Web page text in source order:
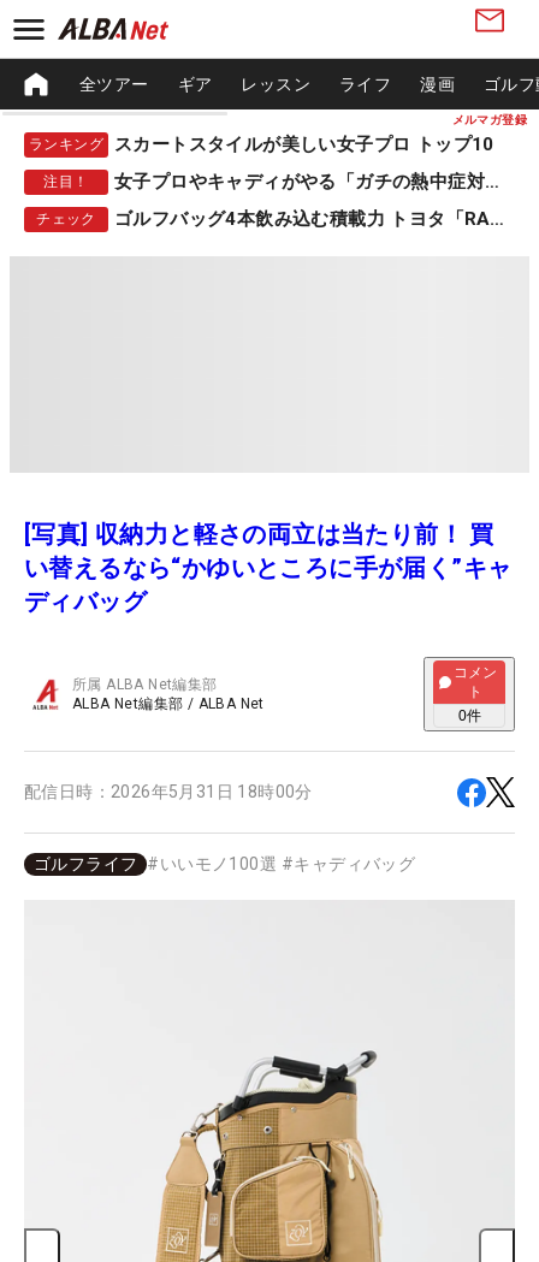
メルマガ登録
全ツアー ギア レッスン ライフ 漫画 ゴル
ランキング スカートスタイルが美しい女子プロ トップ10
注目！ 女子プロやキャディがやる「ガチの熱中症対策」
チェック ゴルフバッグ4本飲み込む積載力 トヨタ「RAV4」
[写真] 収納力と軽さの両立は当たり前！ 買
い替えるなら“かゆいところに手が届く”キャ
ディバッグ
所属ALBA Net編集部
ALBA Net編集部 / ALBA Net
コメン
ト
0件
配信日時： 2026年5月31日 18時00分
ゴルフライフ #いいモノ100選 #キャディバッグ